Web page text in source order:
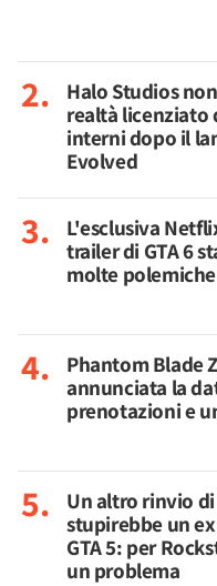
Halo Studios
realtà licenziato
interni dopo il
Evolved
L'esclusiva
trailer di GTA 6
molte polemiche
Phantom Blade
annunciata la
prenotazioni e
Un altro rinvio di
stupirebbe un
GTA 5: per
un problema